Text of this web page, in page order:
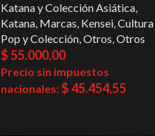
Katana y Colección Asiática,
Katana, Marcas, Kensei,Cultura
Pop y Colección,Otros,Otros
$55.000,00
Precio sin impuestos
nacionales:$45.454,55